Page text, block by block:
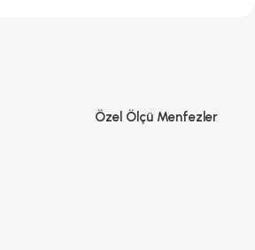
Özel Ölçü Menfezler